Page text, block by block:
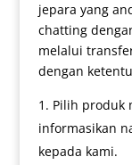
jepara yang
chatting
melalui
dengan
Pilih produk
informasikan
kepada kami.